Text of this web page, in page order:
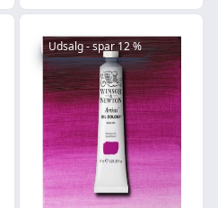
Udsalg - spar 12 %